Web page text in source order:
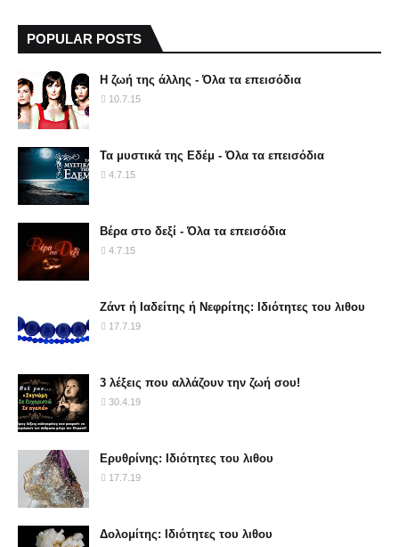
POPULAR POSTS
Η ζωή της άλλης - Όλα τα επεισόδια
10.7.15
Τα μυστικά της Εδέμ - Όλα τα επεισόδια
4.7.15
Βέρα στο δεξί - Όλα τα επεισόδια
4.7.15
Ζάντ ή Ιαδείτης ή Νεφρίτης: Ιδιότητες του λιθου
17.7.19
3 λέξεις που αλλάζουν την ζωή σου!
30.4.19
Ερυθρίνης: Ιδιότητες του λιθου
17.7.19
Δολομίτης: Ιδιότητες του λιθου